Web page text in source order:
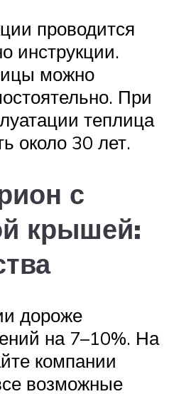
проводится
инструкции.
можно
При
теплица
около 30 лет.
с
крышей:
дороже
на 7–10%. На
компании
возможные